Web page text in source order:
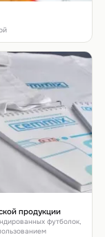
продукции
футболок,